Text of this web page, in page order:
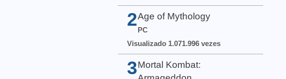
2Age of Mythology
PC
Visualizado 1.071.996 vezes
3 Mortal Kombat: